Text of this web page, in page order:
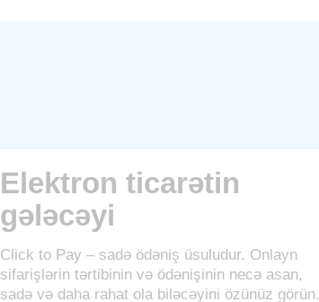
Elektron ticarətin
gələcəyi
Click to Pay – sadə ödəniş üsuludur. Onlayn
sifarişlərin tərtibinin və ödənişinin necə asan,
sadə və daha rahat ola biləcəyini özünüz görün.